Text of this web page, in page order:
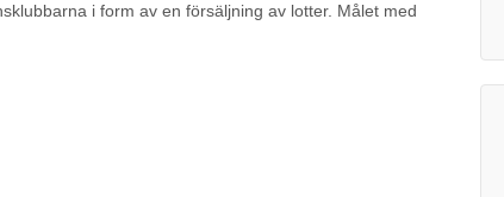
i form av en försäljning av lotter. Målet med